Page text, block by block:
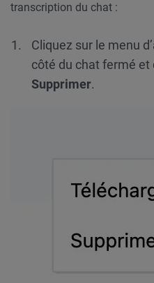
transcription du chat :
Cliquez sur le menu
côté du chat fermé et
Supprimer.